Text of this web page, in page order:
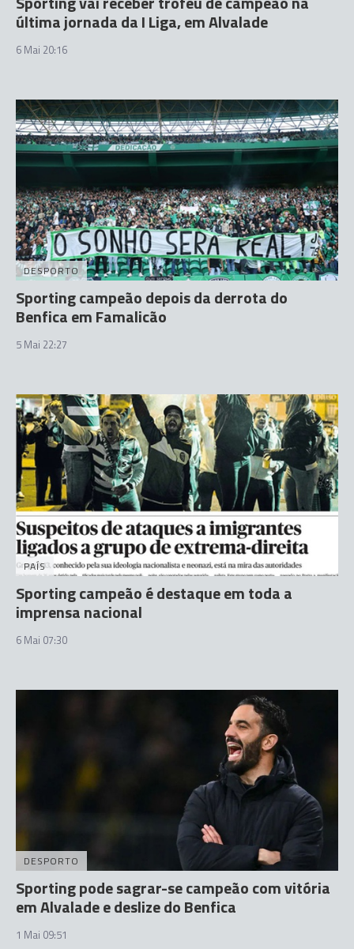
última jornada da I Liga, em Alvalade
6 Mai 20:16
DESPORTO
Sporting campeão depois da derrota do
Benfica em Famalicão
5 Mai 22:27
PAÍS
Sporting campeão é destaque em toda a
imprensa nacional
6 Mai 07:30
DESPORTO
Sporting pode sagrar-se campeão com vitória
em Alvalade e deslize do Benfica
1 Mai 09:51